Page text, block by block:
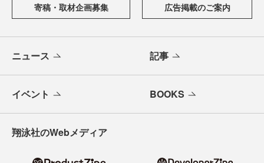
寄稿・取材企画募集 広告掲載のご案内
ニュース 記事
イベント BOOKS
翔泳社のWebメディア